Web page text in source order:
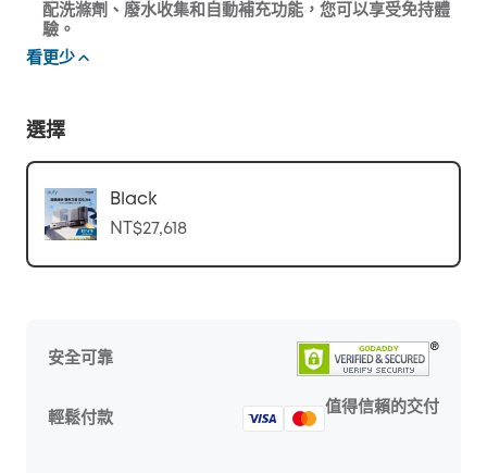
配洗滌劑、廢水收集和自動補充功能，您可以享受免持體
驗。
看更少
選擇
Black
NT$27,618
安全可靠
輕鬆付款
值得信賴的交付